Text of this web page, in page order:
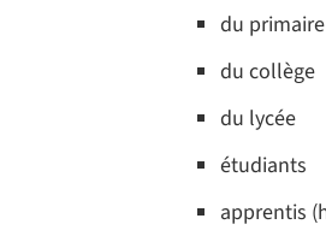
du primaire
du collège
du lycée
étudiants
apprentis